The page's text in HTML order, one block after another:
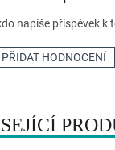
napíše příspěvek k
PŘIDAT HODNOCENÍ